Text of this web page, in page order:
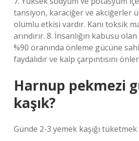
tansiyon, karaciğer ve akciğerler
olumlu etkisi vardır. Kanı toksik
arındırır. 8. İnsanlığın kabusu
%90 oranında önleme gücüne
faydalıdır ve kalp çarpıntısını
Harnup pekmezi
kaşık?
Günde 2-3 yemek kaşığı